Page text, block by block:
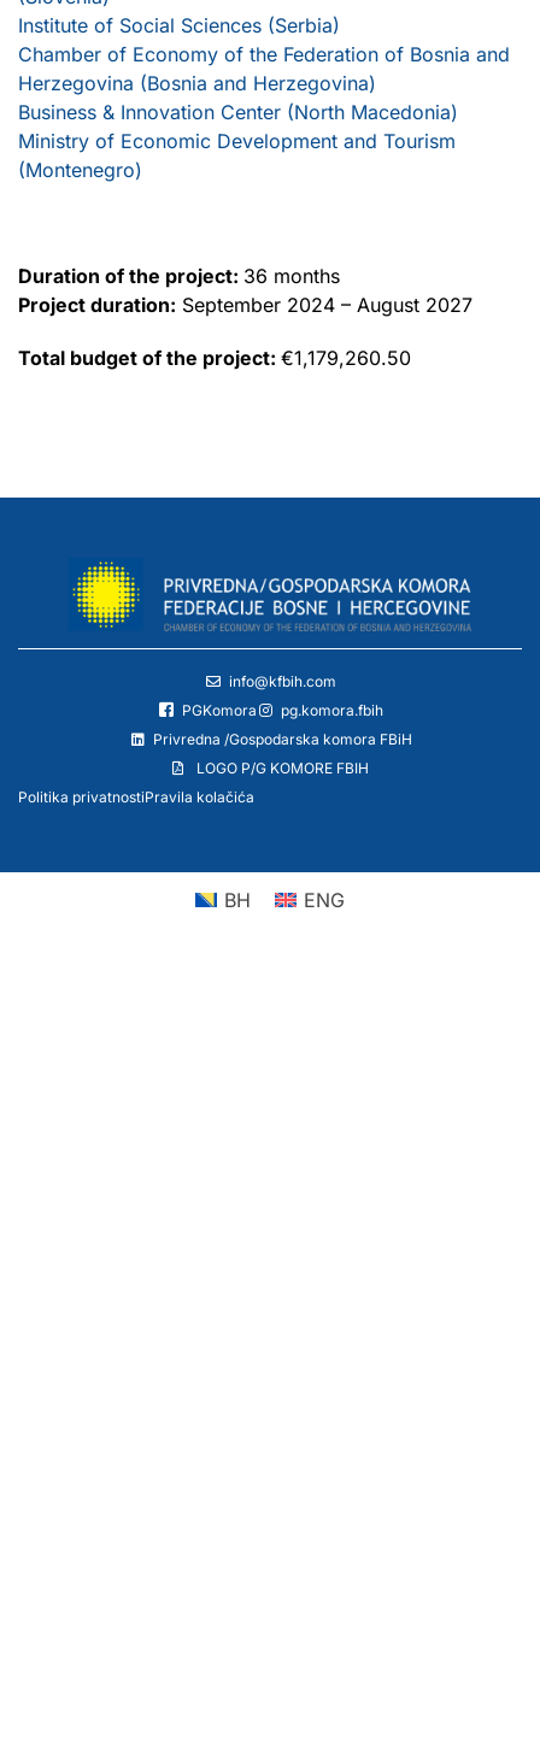
Institute of Social Sciences (Serbia)
Chamber of Economy of the Federation of Bosnia and
Herzegovina (Bosnia and Herzegovina)
Business & Innovation Center (North Macedonia)
Ministry of Economic Development and Tourism
(Montenegro)
Duration of the project: 36 months
Project duration: September 2024 – August 2027
Total budget of the project: €1,179,260.50
info@kfbih.com
PGKomora
pg.komora.fbih
Privredna /Gospodarska komora FBiH
LOGO P/G KOMORE FBIH
Politika privatnostiPravila kolačića
BH ENG